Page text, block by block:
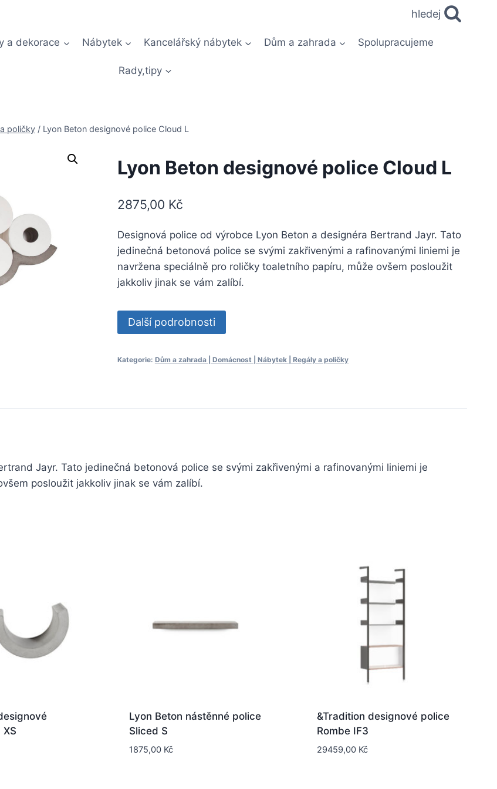
hledej
a dekorace Nábytek Kancelářský nábytek Dům a zahrada Spolupracujeme
Rady,tipy
poličky / Lyon Beton designové police Cloud L
Lyon Beton designové police Cloud L
2875,00 Kč
Designová police od výrobce Lyon Beton a designéra Bertrand Jayr. Tato
jedinečná betonová police se svými zakřivenými a rafinovanými liniemi je
navržena speciálně pro roličky toaletního papíru, může ovšem posloužit
jakkoliv jinak se vám zalíbí.
Další podrobnosti
Kategorie: Dům a zahrada | Domácnost | Nábytek | Regály a poličky
Jayr. Tato jedinečná betonová police se svými zakřivenými a rafinovanými liniemi je
posloužit jakkoliv jinak se vám zalíbí.
Lyon Beton nástěnné police
Sliced S
1875,00 Kč
&Tradition designové police
Rombe IF3
29459,00 Kč